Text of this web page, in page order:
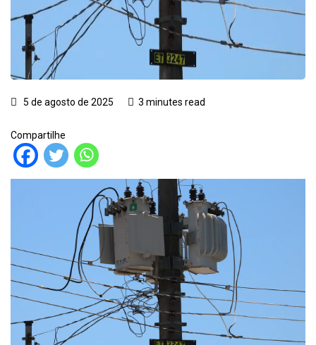
5 de agosto de 2025 3 minutes read
Compartilhe